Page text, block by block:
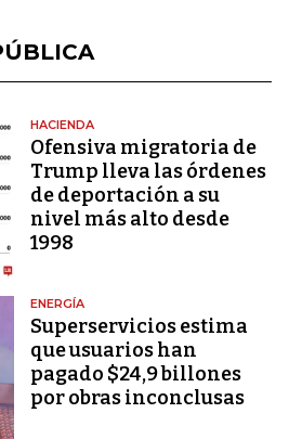
HACIENDA
Ofensiva migratoria de
Trump lleva las órdenes
de deportación a su
nivel más alto desde
1998
ENERGÍA
Superservicios estima
que usuarios han
pagado $24,9 billones
por obras inconclusas